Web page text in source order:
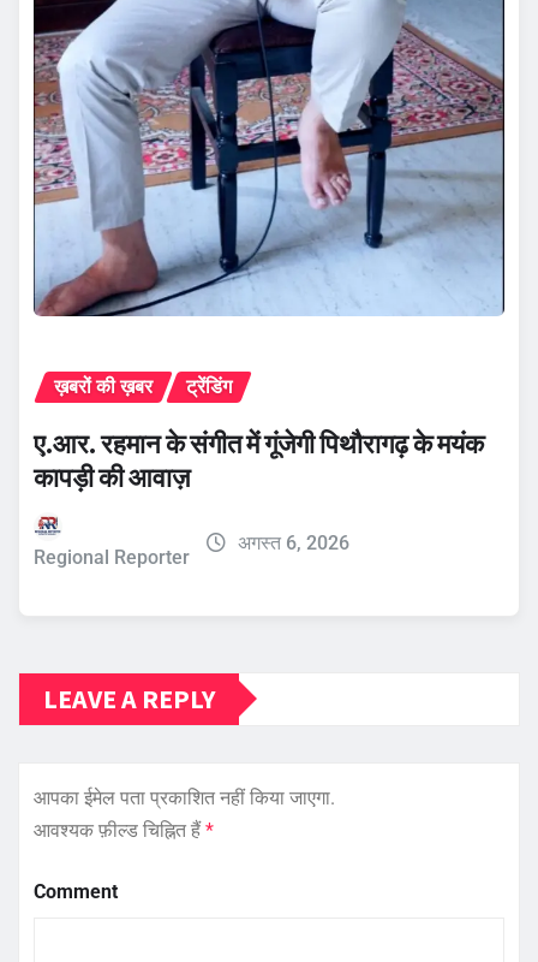
ख़बरों की ख़बर ट्रेंडिंग
ए.आर. रहमान के संगीत में गूंजेगी पिथौरागढ़ के मयंक
कापड़ी की आवाज़
Regional Reporter
अगस्त 6, 2026
LEAVE A REPLY
आपका ईमेल पता प्रकाशित नहीं किया जाएगा.
आवश्यक फ़ील्ड चिह्नित हैं*
Comment